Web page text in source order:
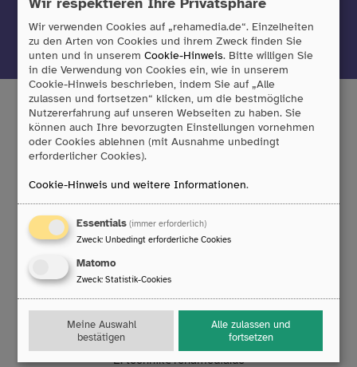
Jetzt anmelden
Tobii Dynavox GmbH
Friedrich-Ebert-Straße 134
47229 Duisburg
E:info@rehamedia.de
Reparaturservice
Technischer Support
Mo. bis Do.: 8:00 – 16:30 Uhr
Fr.: 8:00 – 14:00 Uhr
T:
0203/396 583 63
E:technik@rehamedia.de
Wir verwenden Cookies auf „rehamedia.de“. Einzelheiten
zu den Arten von Cookies und ihrem Zweck finden Sie
unten und in unseremCookie-Hinweis. Bitte willigen Sie
in die Verwendung von Cookies ein, wie in unserem
Cookie-Hinweis beschrieben, indem Sie auf „Alle
zulassen und fortsetzen“ klicken, um die bestmögliche
Nutzererfahrung auf unseren Webseiten zu haben. Sie
können auch Ihre bevorzugten Einstellungen vornehmen
oder Cookies ablehnen (mit Ausnahme unbedingt
erforderlicher Cookies).
Cookie-Hinweis und weitere Informationen.
Essentials (immer erforderlich)
Zweck: Unbedingt erforderliche Cookies
Matomo
Zweck: Statistik-Cookies
Meine Auswahl
bestätigen
Alle zulassen und
fortsetzen